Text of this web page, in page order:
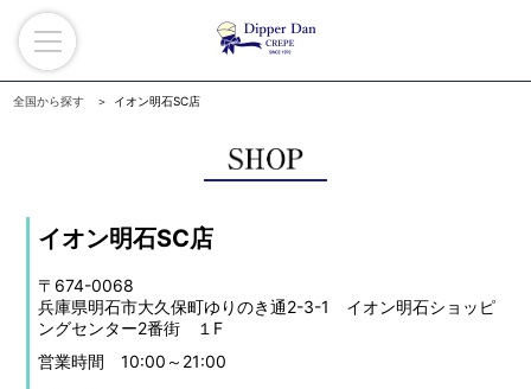
全国から探す イオン明石SC店
イオン明石SC店
〒674-0068
兵庫県明石市大久保町ゆりのき通2-3-1 イオン明石ショッピ
ングセンター2番街 １F
営業時間 10:00～21:00